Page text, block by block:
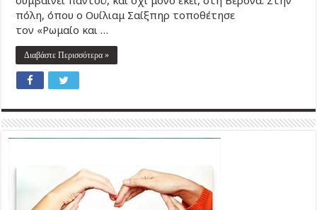
πόλη, όπου ο Ουίλιαμ Σαίξπηρ τοποθέτησε
τον «Ρωμαίο και …
Διαβάστε Περισσότερα »